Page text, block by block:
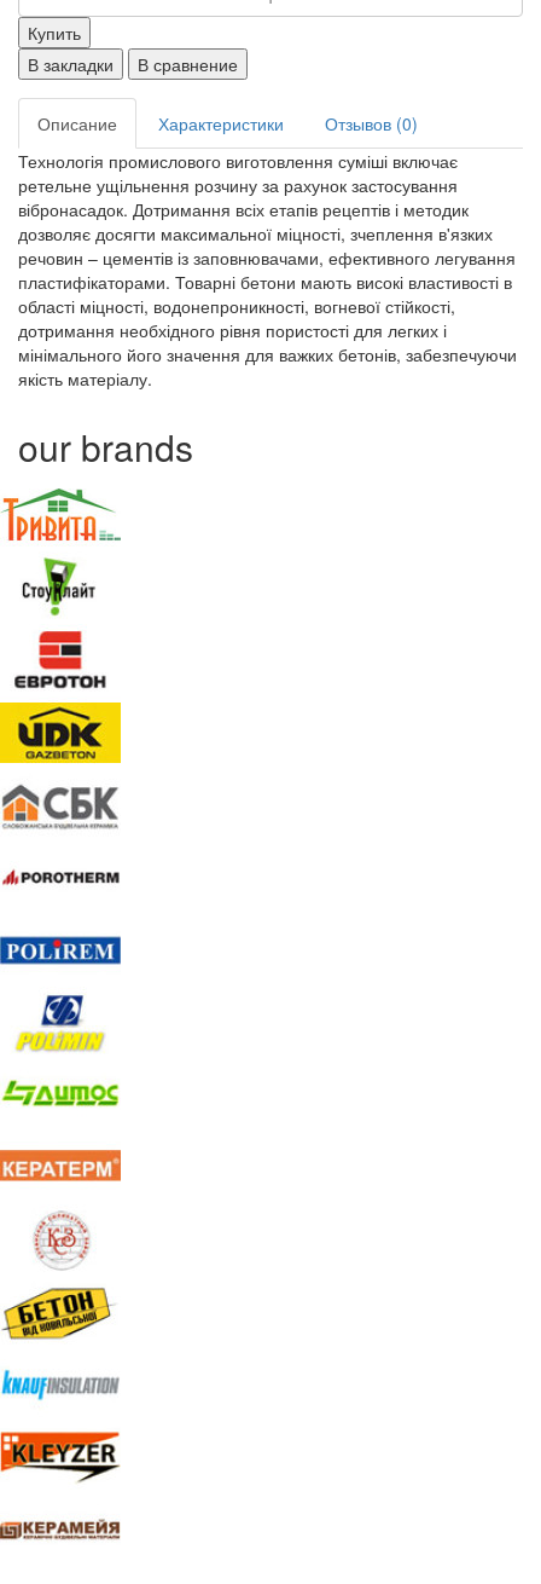
Купить
В закладки
В сравнение
Описание Характеристики
Отзывов (0)
Технологія промислового виготовлення суміші включає
ретельне ущільнення розчину за рахунок застосування
вібронасадок. Дотримання всіх етапів рецептів і методик
дозволяє досягти максимальної міцності, зчеплення в'язких
речовин – цементів із заповнювачами, ефективного легування
пластифікаторами. Товарні бетони мають високі властивості в
області міцності, водонепроникності, вогневої стійкості,
дотримання необхідного рівня пористості для легких і
мінімального його значення для важких бетонів, забезпечуючи
якість матеріалу.
our brands